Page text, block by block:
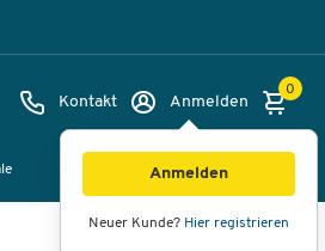
Kontakt Anmelden
Anmelden
Neuer Kunde? Hier registrieren
0